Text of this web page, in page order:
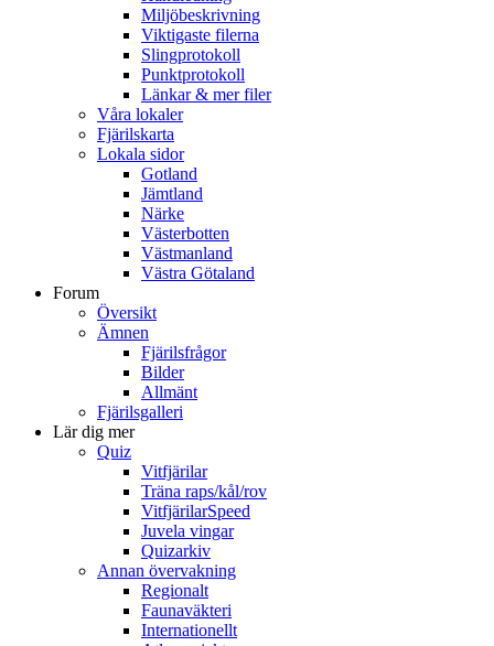
Miljöbeskrivning
Viktigaste filerna
Slingprotokoll
Punktprotokoll
Länkar & mer filer
Våra lokaler
Fjärilskarta
Lokala sidor
Gotland
Jämtland
Närke
Västerbotten
Västmanland
Västra Götaland
Forum
Översikt
Ämnen
Fjärilsfrågor
Bilder
Allmänt
Fjärilsgalleri
Lär dig mer
Quiz
Vitfjärilar
Träna raps/kål/rov
VitfjärilarSpeed
Juvela vingar
Quizarkiv
Annan övervakning
Regionalt
Faunaväkteri
Internationellt